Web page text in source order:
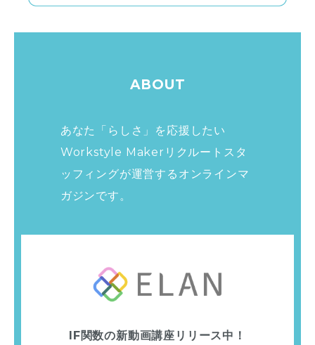
ABOUT
あなた「らしさ」を応援したい
Workstyle Makerリクルートスタ
ッフィングが運営する オンラインマ
ガジンです。
IF関数の新動画講座リリース中！